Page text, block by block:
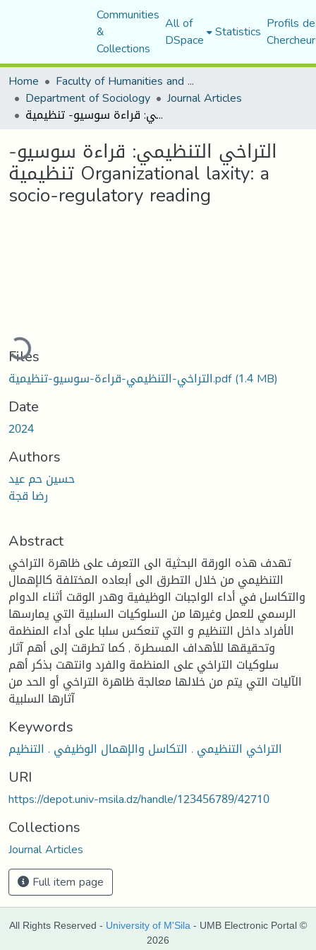
Communities
&
Collections
All of
DSpace Statistics Profils
Home
Faculty of Humanities and Social Sciences
Department of Sociology Journal Articles
التراخي التنظيمي: قراءة سوسيو- تنظيمية Organizational laxity: a socio-regulatory reading
التراخي التنظيمي: قراءة سوسيو-
تنظيمية Organizational laxity: a
socio-regulatory reading
Files
التراخي-التنظيمي-قراءة-سوسيو-تنظيمية.pdf(1.4 MB)
Date
2024
Authors
حسين حم عيد
رضا قجة
Abstract
تهدف هذه الورقة البحثية الى التعرف على ظاهرة التراخي
التنظيمي من خلال التطرق الى أبعاده المختلفة كالإهمال
والتكاسل في أداء الواجبات الوظيفية وهدر الوقت أثناء الدوام
الرسمي للعمل وغيرها من السلوكيات السلبية التي يمارسها
الأفراد داخل التنظيم و التي تنعكس سلبا على أداء المنظمة
وتحقيقها للأهداف المسطرة , كما تطرقت إلى أهم آثار
سلوكيات التراخي على المنظمة والفرد وانتهت بذكر أهم
الآليات التي يتم من خلالها معالجة ظاهرة التراخي أو الحد من
آثارها السلبية
Keywords
التراخي التنظيمي . التكاسل والإهمال الوظيفي . التنظيم
URI
https://depot.univ-msila.dz/handle/123456789/42710
Collections
Journal Articles
Full item page
All Rights Reserved - University of M'Sila - UMB Electronic Portal ©
2026